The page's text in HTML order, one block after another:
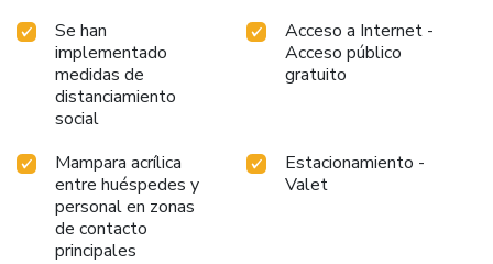
Se han
implementado
medidas de
distanciamiento
social
Acceso a Internet -
Acceso público
gratuito
Mampara acrílica
entre huéspedes y
personal en zonas
de contacto
principales
Estacionamiento -
Valet